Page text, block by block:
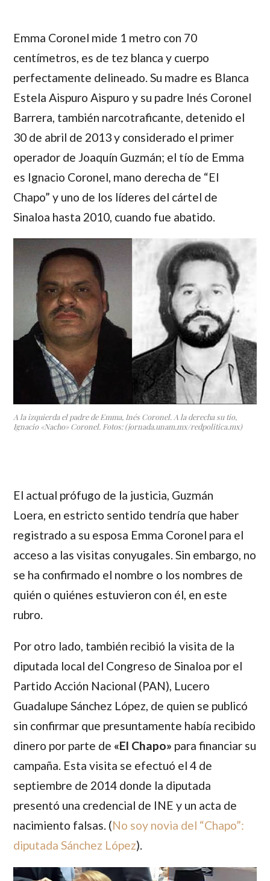
Emma Coronel mide 1 metro con 70
centímetros, es de tez blanca y cuerpo
perfectamente delineado. Su madre es Blanca
Estela Aispuro Aispuro y su padre Inés Coronel
Barrera, también narcotraficante, detenido el
30 de abril de 2013 y considerado el primer
operador de Joaquín Guzmán; el tío de Emma
es Ignacio Coronel, mano derecha de “El
Chapo” y uno de los líderes del cártel de
Sinaloa hasta 2010, cuando fue abatido.
A la izquierda el padre de Emma, Inés Coronel. A la derecha su tio,
Ignacio «Nacho» Coronel. Fotos: (jornada.unam.mx/redpolitica.mx)
El actual prófugo de la justicia, Guzmán
Loera, en estricto sentido tendría que haber
registrado a su esposa Emma Coronel para el
acceso a las visitas conyugales. Sin embargo, no
se ha confirmado el nombre o los nombres de
quién o quiénes estuvieron con él, en este
rubro.
Por otro lado, también recibió la visita de la
diputada local del Congreso de Sinaloa por el
Partido Acción Nacional (PAN), Lucero
Guadalupe Sánchez López, de quien se publicó
sin confirmar que presuntamente había recibido
dinero por parte de «El Chapo» para financiar su
campaña. Esta visita se efectuó el 4 de
septiembre de 2014 donde la diputada
presentó una credencial de INE y un acta de
nacimiento falsas. (No soy novia del “Chapo”:
diputada Sánchez López).